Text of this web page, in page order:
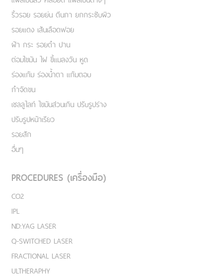
ริ้วรอย รอยย่น ตีนกา ยกกระชับผิว
รอยแดง เส้นเลือดฟอย
ฝ้า กระ รอยดำ ปาน
ต่อมไขมัน ไฝ ขี้แมลงวัน หูด
ร่องแก้ม ร่องน้ำตา แก้มตอบ
กำจัดขน
เชลลูไลท์ ไขมันส่วนเกิน ปรับรูปร่าง
ปรับรูปหน้าเรียว
รอยสัก
อื่นๆ
PROCEDURES (เครื่องมือ)
CO2
IPL
ND:YAG LASER
Q-SWITCHED LASER
FRACTIONAL LASER
ULTHERAPHY